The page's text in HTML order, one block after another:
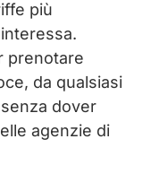
attrazioni:
più
prenotare
da qualsiasi
dover
agenzie di